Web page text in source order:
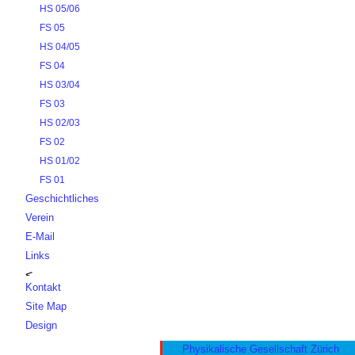
HS 05/06
FS 05
HS 04/05
FS 04
HS 03/04
FS 03
HS 02/03
FS 02
HS 01/02
FS 01
Geschichtliches
Verein
E-Mail
Links
Kontakt
Site Map
Design
Physikalische Gesellschaft Zürich